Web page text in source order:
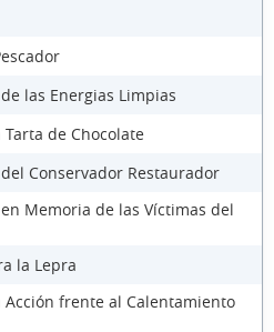
las Energias Limpias
de Chocolate
Conservador Restaurador
Memoria de las Víctimas del
la Lepra
frente al Calentamiento